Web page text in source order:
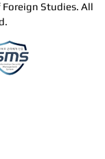
Studies. All